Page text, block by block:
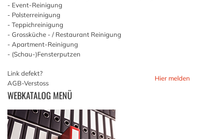
- Event-Reinigung
- Polsterreinigung
- Teppichreinigung
- Grossküche - / Restaurant Reinigung
- Apartment-Reinigung
- (Schau-)Fensterputzen
Link defekt?
AGB-Verstoss
Hier melden
WEBKATALOG MENÜ